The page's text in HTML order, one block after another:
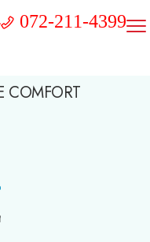
072-211-4399